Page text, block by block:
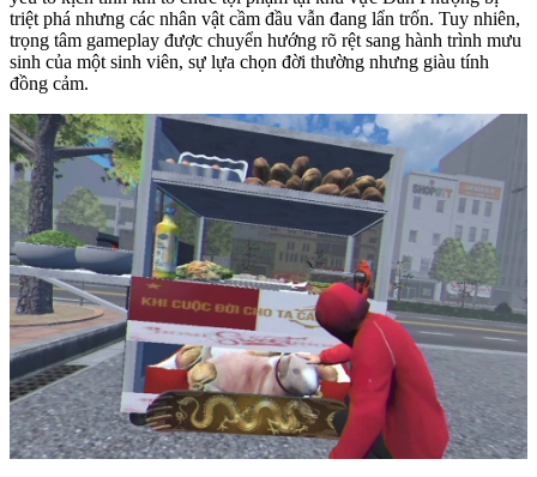
triệt phá nhưng các nhân vật cầm đầu vẫn đang lẩn trốn. Tuy nhiên,
trọng tâm gameplay được chuyển hướng rõ rệt sang hành trình mưu
sinh của một sinh viên, sự lựa chọn đời thường nhưng giàu tính
đồng cảm.